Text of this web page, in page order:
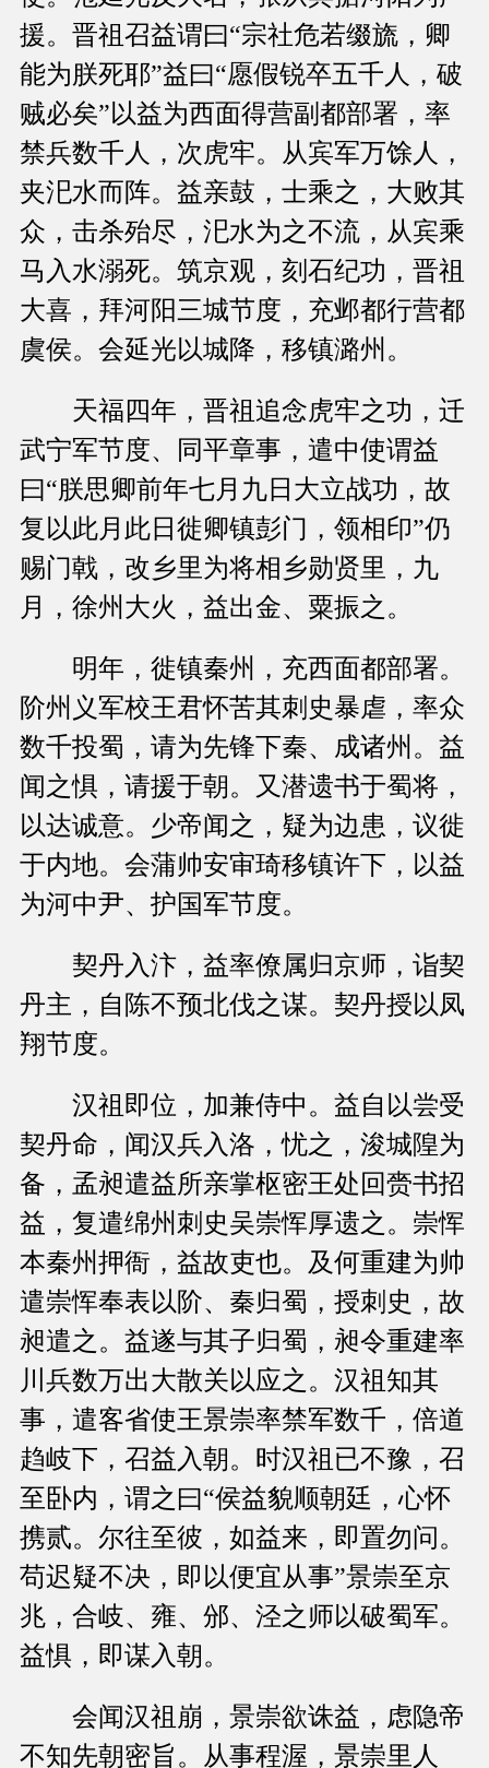
援。晋祖召益谓曰“宗社危若缀旒，卿
能为朕死耶”益曰“愿假锐卒五千人，破
贼必矣”以益为西面得营副都部署，率
禁兵数千人，次虎牢。从宾军万馀人，
夹汜水而阵。益亲鼓，士乘之，大败其
众，击杀殆尽，汜水为之不流，从宾乘
马入水溺死。筑京观，刻石纪功，晋祖
大喜，拜河阳三城节度，充邺都行营都
虞侯。会延光以城降，移镇潞州。
天福四年，晋祖追念虎牢之功，迁
武宁军节度、同平章事，遣中使谓益
曰“朕思卿前年七月九日大立战功，故
复以此月此日徙卿镇彭门，领相印”仍
赐门戟，改乡里为将相乡勋贤里，九
月，徐州大火，益出金、粟振之。
明年，徙镇秦州，充西面都部署。
阶州义军校王君怀苦其刺史暴虐，率众
数千投蜀，请为先锋下秦、成诸州。益
闻之惧，请援于朝。又潜遗书于蜀将，
以达诚意。少帝闻之，疑为边患，议徙
于内地。会蒲帅安审琦移镇许下，以益
为河中尹、护国军节度。
契丹入汴，益率僚属归京师，诣契
丹主，自陈不预北伐之谋。契丹授以凤
翔节度。
汉祖即位，加兼侍中。益自以尝受
契丹命，闻汉兵入洛，忧之，浚城隍为
备，孟昶遣益所亲掌枢密王处回赍书招
益，复遣绵州刺史吴崇恽厚遗之。崇恽
本秦州押衙，益故吏也。及何重建为帅
遣崇恽奉表以阶、秦归蜀，授刺史，故
昶遣之。益遂与其子归蜀，昶令重建率
川兵数万出大散关以应之。汉祖知其
事，遣客省使王景崇率禁军数千，倍道
趋岐下，召益入朝。时汉祖已不豫，召
至卧内，谓之曰“侯益貌顺朝廷，心怀
携贰。尔往至彼，如益来，即置勿问。
苟迟疑不决，即以便宜从事”景崇至京
兆，合岐、雍、邠、泾之师以破蜀军。
益惧，即谋入朝。
会闻汉祖崩，景崇欲诛益，虑隐帝
不知先朝密旨。从事程渥，景崇里人